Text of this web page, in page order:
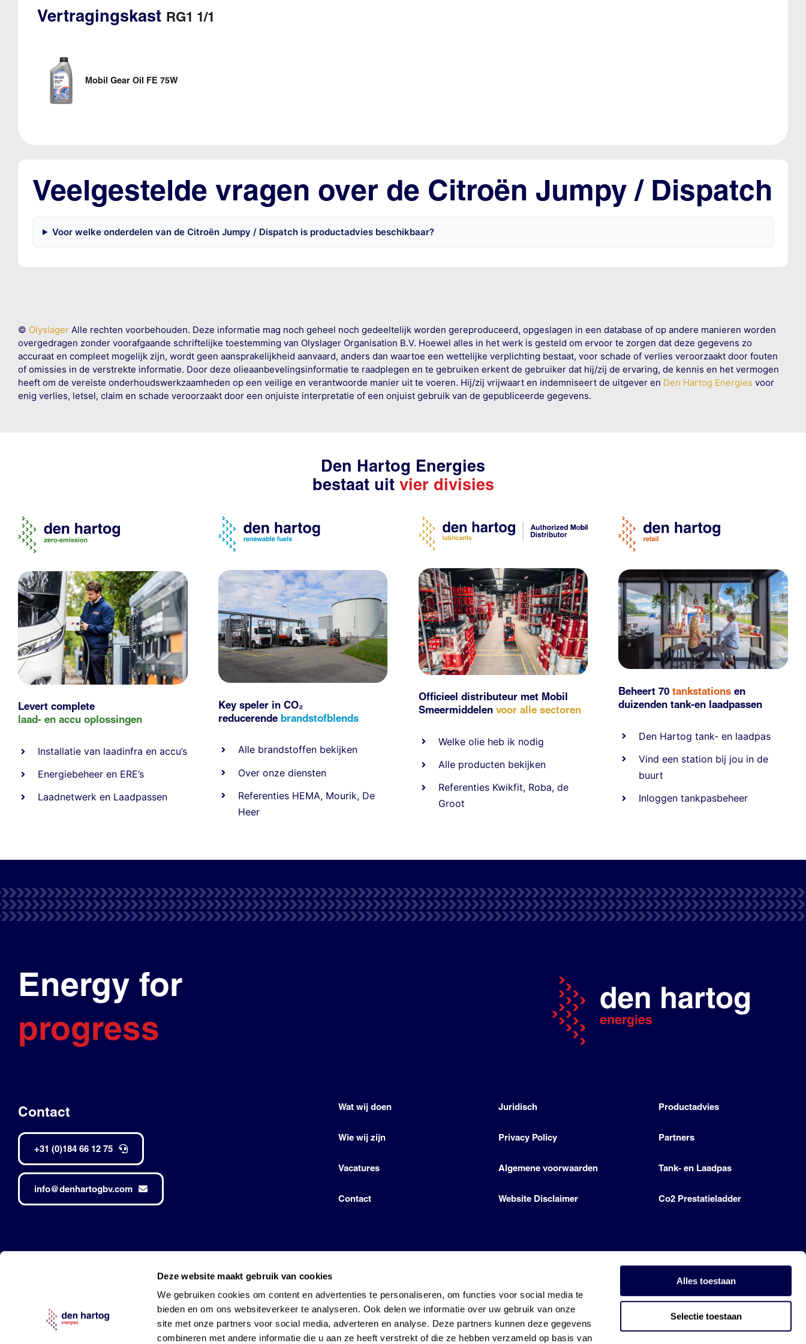
Deze website maakt gebruik van cookies
We gebruiken cookies om content en advertenties te personaliseren, om functies voor social media te
bieden en om ons websiteverkeer te analyseren. Ook delen we informatie over uw gebruik van onze
site met onze partners voor social media, adverteren en analyse. Deze partners kunnen deze gegevens
combineren met andere informatie die u aan ze heeft verstrekt of die ze hebben verzameld op basis van
Alles toestaan
Selectie toestaan
Vertragingskast RG1 1/1
Mobil Gear Oil FE 75W
Veelgestelde vragen over de Citroën Jumpy / Dispatch
Voor welke onderdelen van de Citroën Jumpy / Dispatch is productadvies beschikbaar?
© OlyslagerAlle rechten voorbehouden. Deze informatie mag noch geheel noch gedeeltelijk worden gereproduceerd, opgeslagen in een database of op andere manieren worden
overgedragen zonder voorafgaande schriftelijke toestemming van Olyslager Organisation B.V. Hoewel alles in het werk is gesteld om ervoor te zorgen dat deze gegevens zo
accuraat en compleet mogelijk zijn, wordt geen aansprakelijkheid aanvaard, anders dan waartoe een wettelijke verplichting bestaat, voor schade of verlies veroorzaakt door fouten
of omissies in de verstrekte informatie. Door deze olieaanbevelingsinformatie te raadplegen en te gebruiken erkent de gebruiker dat hij/zij de ervaring, de kennis en het vermogen
heeft om de vereiste onderhoudswerkzaamheden op een veilige en verantwoorde manier uit te voeren. Hij/zij vrijwaart en indemniseert de uitgever en Den Hartog Energies voor
enig verlies, letsel, claim en schade veroorzaakt door een onjuiste interpretatie of een onjuist gebruik van de gepubliceerde gegevens.
Den Hartog Energies
bestaat uit vier divisies
Levert complete
laad- en accu oplossingen
Installatie van laadinfra en accu’s
Energiebeheer en ERE’s
Laadnetwerk en Laadpassen
Key speler in CO₂
reducerende brandstofblends
Alle brandstoffen bekijken
Over onze diensten
Referenties HEMA, Mourik, De
Heer
Officieel distributeur met Mobil
Smeermiddelen voor alle sectoren
Welke olie heb ik nodig
Alle producten bekijken
Referenties Kwikfit, Roba, de
Groot
Beheert 70tankstationsen
duizendentank-en laadpassen
Den Hartog tank- en laadpas
Vind een station bij jou in de
buurt
Inloggen tankpasbeheer
Energy for
progress
Contact
+31 (0)184 66 12 75
info@denhartogbv.com
Wat wij doen
Wie wij zijn
Vacatures
Contact
Juridisch
Privacy Policy
Algemene voorwaarden
Website Disclaimer
Productadvies
Partners
Tank- en Laadpas
Co2 Prestatieladder
Den Hartog • Alle rechten voorbehouden •
Made by Robuust
and used under license by Den Hartog Energies